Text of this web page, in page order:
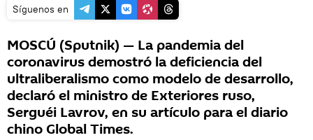
Síguenos en
MOSCÚ (Sputnik) — La pandemia del
coronavirus demostró la deficiencia del
ultraliberalismo como modelo de desarrollo,
declaró el ministro de Exteriores ruso,
Serguéi Lavrov, en su artículo para el diario
chino Global Times.